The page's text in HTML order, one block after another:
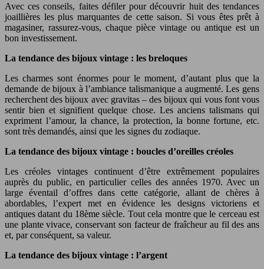
Avec ces conseils, faites défiler pour découvrir huit des tendances
joaillières les plus marquantes de cette saison. Si vous êtes prêt à
magasiner, rassurez-vous, chaque pièce vintage ou antique est un
bon investissement.
La tendance des bijoux vintage : les breloques
Les charmes sont énormes pour le moment, d’autant plus que la
demande de bijoux à l’ambiance talismanique a augmenté. Les gens
recherchent des bijoux avec gravitas – des bijoux qui vous font vous
sentir bien et signifient quelque chose. Les anciens talismans qui
expriment l’amour, la chance, la protection, la bonne fortune, etc.
sont très demandés, ainsi que les signes du zodiaque.
La tendance des bijoux vintage : boucles d’oreilles créoles
Les créoles vintages continuent d’être extrêmement populaires
auprès du public, en particulier celles des années 1970. Avec un
large éventail d’offres dans cette catégorie, allant de chères à
abordables, l’expert met en évidence les designs victoriens et
antiques datant du 18ème siècle. Tout cela montre que le cerceau est
une plante vivace, conservant son facteur de fraîcheur au fil des ans
et, par conséquent, sa valeur.
La tendance des bijoux vintage : l’argent